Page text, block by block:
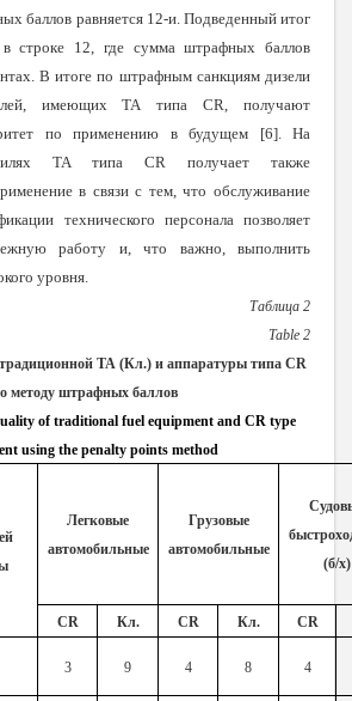
баллов равняется 12-и. Подведенный итог
в строке 12, где сумма штрафных баллов
В итоге по штрафным санкциям дизели
имеющих ТА типа CR, получают
по применению в будущем [6]. На
ТА типа CR получает также
в связи с тем, что обслуживание
технического персонала позволяет
работу и, что важно, выполнить
уровня.
Таблица 2
Table 2
ТА (Кл.) и аппаратуры типа CR
методу штрафных баллов
of traditional fuel equipment and CR type
using the penalty points method
Легковые
автомобильные
Грузовые
автомобильные
(б/х)
СR Кл. СR Кл. СR
3 9 4 8 4